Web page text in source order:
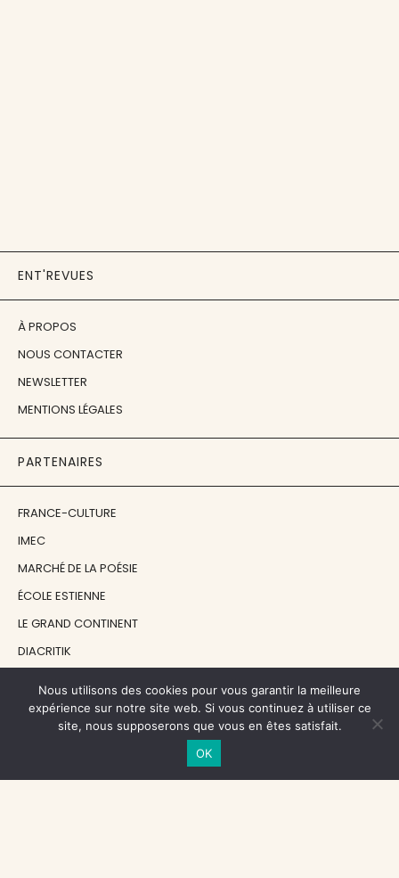
ENT'REVUES
À PROPOS
NOUS CONTACTER
NEWSLETTER
MENTIONS LÉGALES
PARTENAIRES
FRANCE-CULTURE
IMEC
MARCHÉ DE LA POÉSIE
ÉCOLE ESTIENNE
LE GRAND CONTINENT
DIACRITIK
NOS SOUTIENS
CENTRE NATIONAL DU LIVRE
Nous utilisons des cookies pour vous garantir la meilleure
expérience sur notre site web. Si vous continuez à utiliser ce
site, nous supposerons que vous en êtes satisfait.
OK